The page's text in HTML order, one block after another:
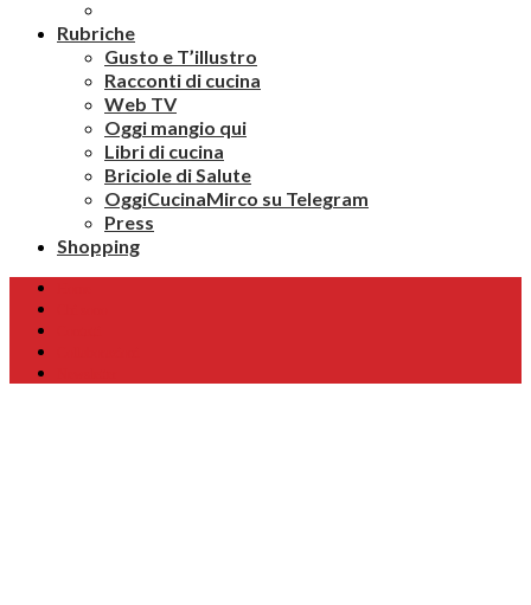
Rubriche
Gusto e T’illustro
Racconti di cucina
Web TV
Oggi mangio qui
Libri di cucina
Briciole di Salute
OggiCucinaMirco su Telegram
Press
Shopping